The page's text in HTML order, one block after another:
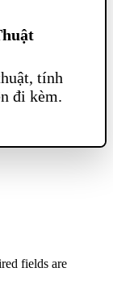
tính
đi kèm.
fields are